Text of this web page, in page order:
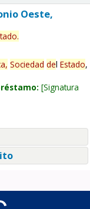
Oeste,
.
Sociedad del Estado,
Signatura